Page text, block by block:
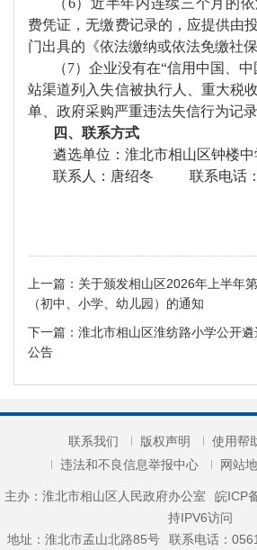
（6）近半年内连续三个月的
费凭证，无缴费记录的，应提供由
门出具的《依法缴纳或依法免缴社
（7） 企业没有在“信用中国、中
站渠道列入失信被执行人、重大税
单、政府采购严重违法失信行为记
四、联系方式
遴选单位：淮北市相山区钟楼中
联系人： 唐绍冬 联系电话：
上一篇： 关于颁发相山区2026年上半年
（初中、小学、幼儿园）的通知
下一篇： 淮北市相山区淮纺路小学公开
公告
联系我们 版权声明 使用帮
违法和不良信息举报中心
网站
主办：淮北市相山区人民政府办公室 皖ICP
持IPV6访问
地址：淮北市孟山北路85号
联系电话：